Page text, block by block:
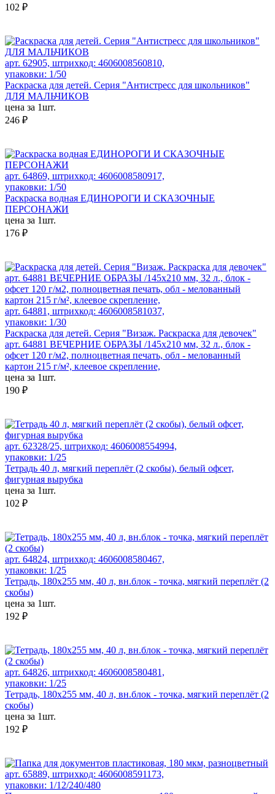
102 ₽
арт. 62905, штрихкод: 4606008560810,
упаковки: 1/50
Раскраска для детей. Серия "Антистресс для школьников"
ДЛЯ МАЛЬЧИКОВ
цена за 1шт.
246 ₽
арт. 64869, штрихкод: 4606008580917,
упаковки: 1/50
Раскраска водная ЕДИНОРОГИ И СКАЗОЧНЫЕ
ПЕРСОНАЖИ
цена за 1шт.
176 ₽
арт. 64881, штрихкод: 4606008581037,
упаковки: 1/30
Раскраска для детей. Серия "Визаж. Раскраска для девочек"
арт. 64881 ВЕЧЕРНИЕ ОБРАЗЫ /145х210 мм, 32 л., блок -
офсет 120 г/м2, полноцветная печать, обл - мелованный
картон 215 г/м², клеевое скрепление,
цена за 1шт.
190 ₽
арт. 62328/25, штрихкод: 4606008554994,
упаковки: 1/25
Тетрадь 40 л, мягкий переплёт (2 скобы), белый офсет,
фигурная вырубка
цена за 1шт.
102 ₽
арт. 64824, штрихкод: 4606008580467,
упаковки: 1/25
Тетрадь, 180х255 мм, 40 л, вн.блок - точка, мягкий переплёт (2
скобы)
цена за 1шт.
192 ₽
арт. 64826, штрихкод: 4606008580481,
упаковки: 1/25
Тетрадь, 180х255 мм, 40 л, вн.блок - точка, мягкий переплёт (2
скобы)
цена за 1шт.
192 ₽
арт. 65889, штрихкод: 4606008591173,
упаковки: 1/12/240/480